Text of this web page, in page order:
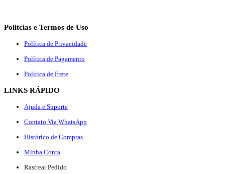
Politcias e Termos de Uso
Política de Privacidade
Política de Pagamento
Política de Frete
LINKS RÁPIDO
Ajuda e Suporte
Contato Via WhatsApp
Histórico de Compras
Minha Conta
Rastrear Pedido